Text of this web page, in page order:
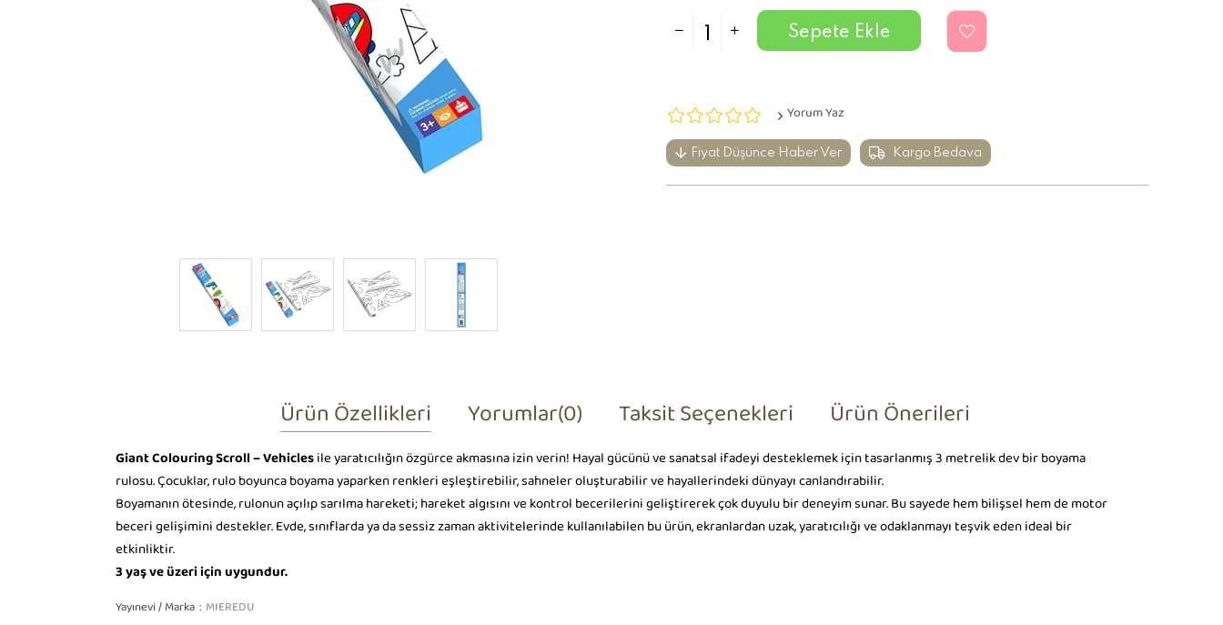
Yorum Yaz
Fiyat Düşünce Haber Ver Kargo Bedava
Ürün Özellikleri Yorumlar(0) Taksit Seçenekleri Ürün Önerileri
Giant Colouring Scroll – Vehiclesile yaratıcılığın özgürce akmasına izin verin! Hayal gücünü ve sanatsal ifadeyi desteklemek için tasarlanmış 3 metrelik dev bir boyama
rulosu. Çocuklar, rulo boyunca boyama yaparken renkleri eşleştirebilir, sahneler oluşturabilir ve hayallerindeki dünyayı canlandırabilir.
Boyamanın ötesinde, rulonun açılıp sarılma hareketi; hareket algısını ve kontrol becerilerini geliştirerek çok duyulu bir deneyim sunar. Bu sayede hem bilişsel hem de motor
beceri gelişimini destekler. Evde, sınıflarda ya da sessiz zaman aktivitelerinde kullanılabilen bu ürün, ekranlardan uzak, yaratıcılığı ve odaklanmayı teşvik eden ideal bir
etkinliktir.
3 yaş ve üzeri için uygundur.
Yayınevi / Marka MIEREDU